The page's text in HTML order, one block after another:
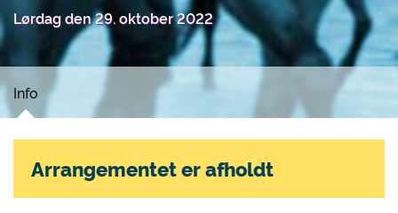
Lørdag den 29. oktober 2022
Info
Arrangementet er afholdt